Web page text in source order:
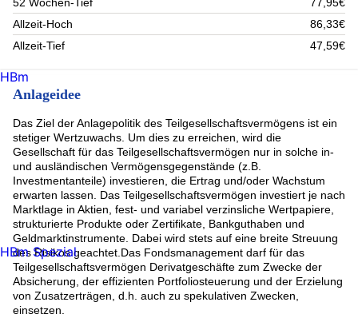
iShares Physical Metals Plc Certif Gold Perpetual (0.86%)
Solutio Premium Private Equity VII Feeder SICAV-RAIF (0.84%)
Berkshire Hathaway -A- (0.83%)
Suncap SCOOP S.A. Comp. T EO-Nts 2023(33) Immo 5 GmbH
(0.83%)
(0.83%)
Suncap SCOOP S.A. Comp. T EO-Nts 2023(33) Immo 5 GmbH
(0.83%)
Suncap SCOOP S.A. Comp. T EO-Nts 2023(33) Immo 5 GmbH
(0.83%)
BUNDESOBL-184 0% 21-09/10/2026 (0.83%)
BioNTech SE Nam.-Akt.(sp.ADRs)1/o.N. (0.81%)
Amazon.com (0.8%)
Five Arrows Secondary Opportunities V FASO V (0.8%)
Rest (66.83%)
Allzeit-Hoch
86,33€
Allzeit-Tief
47,59€
Anlageidee
Das Ziel der Anlagepolitik des Teilgesellschaftsvermögens ist ein
stetiger Wertzuwachs. Um dies zu erreichen, wird die
Gesellschaft für das Teilgesellschaftsvermögen nur in solche in-
und ausländischen Vermögensgegenstände (z.B.
Investmentanteile) investieren, die Ertrag und/oder Wachstum
erwarten lassen. Das Teilgesellschaftsvermögen investiert je nach
Marktlage in Aktien, fest- und variabel verzinsliche Wertpapiere,
strukturierte Produkte oder Zertifikate, Bankguthaben und
Geldmarktinstrumente. Dabei wird stets auf eine breite Streuung
des Risikos geachtet.Das Fondsmanagement darf für das
Teilgesellschaftsvermögen Derivatgeschäfte zum Zwecke der
Absicherung, der effizienten Portfoliosteuerung und der Erzielung
von Zusatzerträgen, d.h. auch zu spekulativen Zwecken,
einsetzen.
HBm
HBm Spezial